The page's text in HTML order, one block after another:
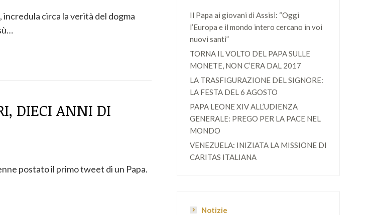
circa la verità del dogma
DIECI ANNI DI
postato il primo tweet di un Papa.
Il Papa ai giovani di Assisi: “Oggi
l’Europa e il mondo intero cercano in voi
nuovi santi”
TORNA IL VOLTO DEL PAPA SULLE
MONETE, NON C’ERA DAL 2017
LA TRASFIGURAZIONE DEL SIGNORE:
LA FESTA DEL 6 AGOSTO
PAPA LEONE XIV ALL’UDIENZA
GENERALE: PREGO PER LA PACE NEL
MONDO
VENEZUELA: INIZIATA LA MISSIONE DI
CARITAS ITALIANA
Notizie